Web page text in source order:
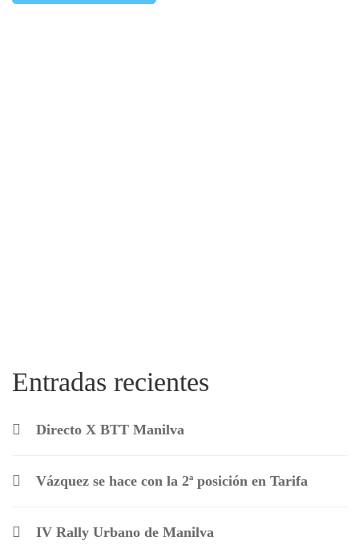
Entradas recientes
Directo X BTT Manilva
Vázquez se hace con la 2ª posición en Tarifa
IV Rally Urbano de Manilva